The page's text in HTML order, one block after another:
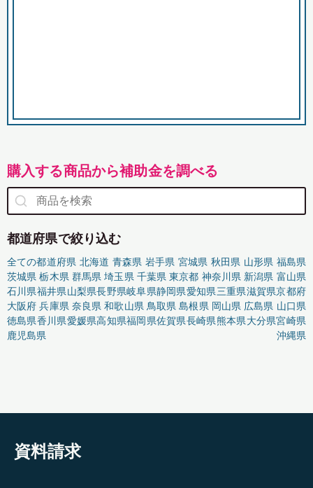
購入する商品から補助金を調べる
都道府県で絞り込む
全ての都道府県 北海道 青森県 岩手県 宮城県 秋田県 山形県 福島県
茨城県 栃木県 群馬県 埼玉県 千葉県 東京都 神奈川県 新潟県 富山県
石川県福井県山梨県長野県岐阜県静岡県愛知県三重県滋賀県京都府
大阪府 兵庫県 奈良県 和歌山県 鳥取県 島根県 岡山県 広島県 山口県
徳島県香川県愛媛県高知県福岡県佐賀県長崎県熊本県大分県宮崎県
鹿児島県
沖縄県
資料請求